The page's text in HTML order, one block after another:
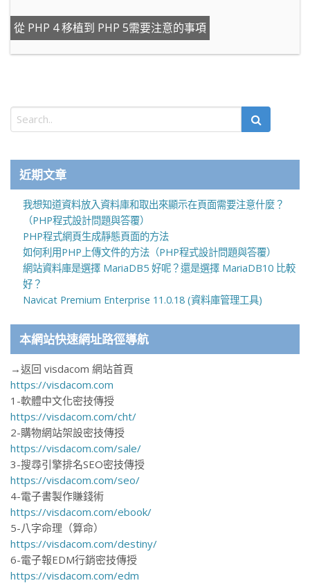
從 PHP 4 移植到 PHP 5需要注意的事項
近期文章
我想知道資料放入資料庫和取出來顯示在頁面需要注意什麼？
（PHP程式設計問題與答覆）
PHP程式網頁生成靜態頁面的方法
如何利用PHP上傳文件的方法（PHP程式設計問題與答覆）
網站資料庫是選擇 MariaDB5 好呢？還是選擇 MariaDB10 比較
好？
Navicat Premium Enterprise 11.0.18 (資料庫管理工具)
本網站快速網址路徑導航
→返回 visdacom 網站首頁
https://visdacom.com
1-軟體中文化密技傳授
https://visdacom.com/cht/
2-購物網站架設密技傳授
https://visdacom.com/sale/
3-搜尋引擎排名SEO密技傳授
https://visdacom.com/seo/
4-電子書製作賺錢術
https://visdacom.com/ebook/
5-八字命理（算命）
https://visdacom.com/destiny/
6-電子報EDM行銷密技傳授
https://visdacom.com/edm